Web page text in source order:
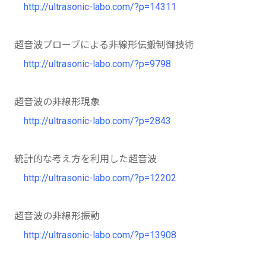
http://ultrasonic-labo.com/?p=14311
超音波プローブによる非線形伝搬制御技術
http://ultrasonic-labo.com/?p=9798
超音波の非線形現象
http://ultrasonic-labo.com/?p=2843
統計的な考え方を利用した超音波
http://ultrasonic-labo.com/?p=12202
超音波の非線形振動
http://ultrasonic-labo.com/?p=13908